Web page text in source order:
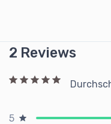
2 Reviews
5